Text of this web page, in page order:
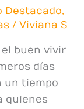
Destacado,
/Viviana S
buen vivir
días
un tiempo
quienes